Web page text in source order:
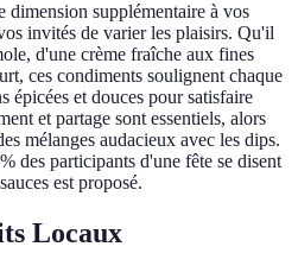
dimension supplémentaire à vos
invités de varier les plaisirs. Qu'il
d'une crème fraîche aux fines
ces condiments soulignent chaque
épicées et douces pour satisfaire
et partage sont essentiels, alors
mélanges audacieux avec les dips.
des participants d'une fête se disent
est proposé.
Locaux